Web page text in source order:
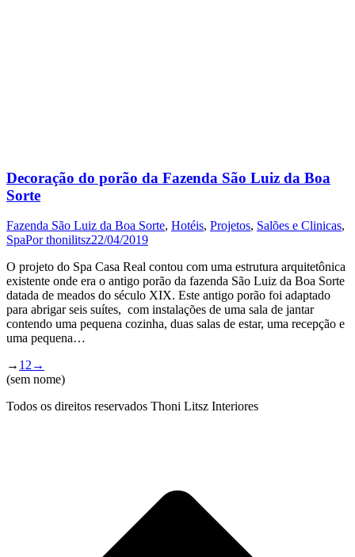
Decoração do porão da Fazenda São Luiz da Boa
Sorte
Fazenda São Luiz da Boa Sorte, Hotéis, Projetos, Salões e Clinicas,
SpaPorthonilitsz22/04/2019
O projeto do Spa Casa Real contou com uma estrutura arquitetônica
existente onde era o antigo porão da fazenda São Luiz da Boa Sorte
datada de meados do século XIX. Este antigo porão foi adaptado
para abrigar seis suítes, com instalações de uma sala de jantar
contendo uma pequena cozinha, duas salas de estar, uma recepção e
uma pequena…
→ 1 2 →
(sem nome)
Todos os direitos reservados Thoni Litsz Interiores